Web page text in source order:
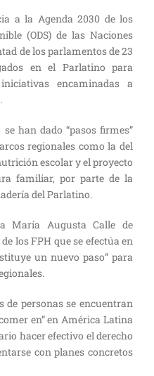
a la Agenda 2030 de los
(ODS) de las Naciones
de los parlamentos de 23
en el Parlatino para
encaminadas a
han dado “pasos firmes”
regionales como la del
escolar y el proyecto
familiar, por parte de la
del Parlatino.
María Augusta Calle de
los FPH que se efectúa en
un nuevo paso” para
de personas se encuentran
en” en América Latina
hacer efectivo el derecho
con planes concretos